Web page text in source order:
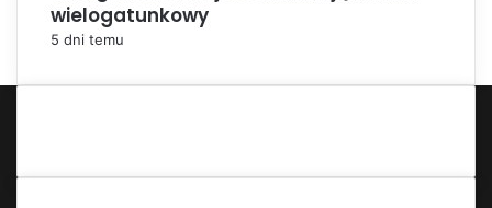
wielogatunkowy
5 dni temu